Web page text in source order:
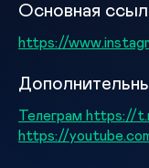
Основная
https://
Телеграм https://
https://